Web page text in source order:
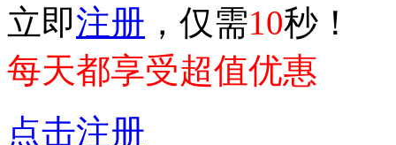
立即注册 ，仅需10秒！
每天都享受超值优惠
点击注册